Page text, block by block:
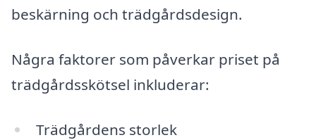
beskärning och trädgårdsdesign.
Några faktorer som påverkar priset på
trädgårdsskötsel inkluderar:
Trädgårdens storlek